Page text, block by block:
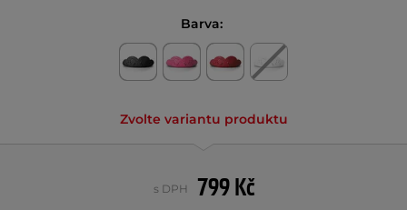
Barva:
Zvolte variantu produktu
799 Kč
s DPH